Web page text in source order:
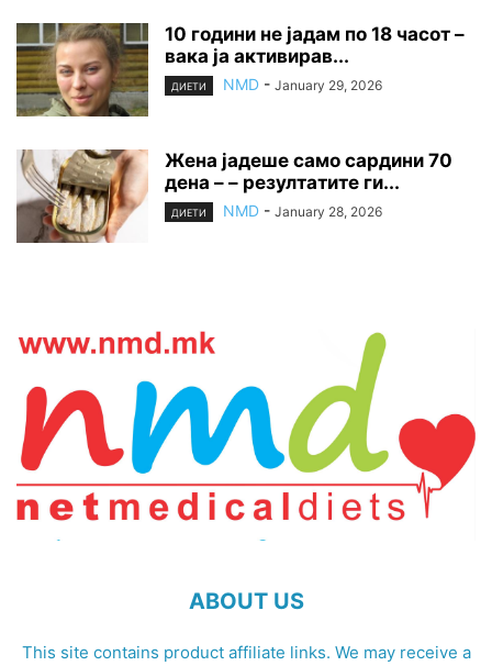
10 години не јадам по 18 часот –
вака ја активирав...
ДИЕТИ NMD - January 29, 2026
Жена јадеше само сардини 70
дена – – резултатите ги...
ДИЕТИ NMD - January 28, 2026
ABOUT US
This site contains product affiliate links. We may receive a